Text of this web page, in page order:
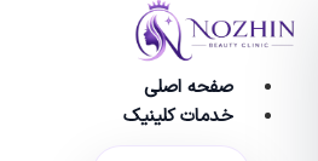
پرش
صفحه اصلی
خدمات کلینیک